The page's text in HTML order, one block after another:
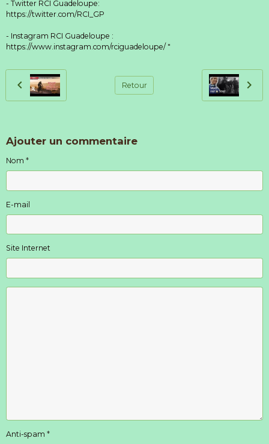
- Twitter RCI Guadeloupe:
https://twitter.com/RCI_GP
- Instagram RCI Guadeloupe :
https://www.instagram.com/rciguadeloupe/ "
Retour
Ajouter un commentaire
Nom
E-mail
Site Internet
Anti-spam